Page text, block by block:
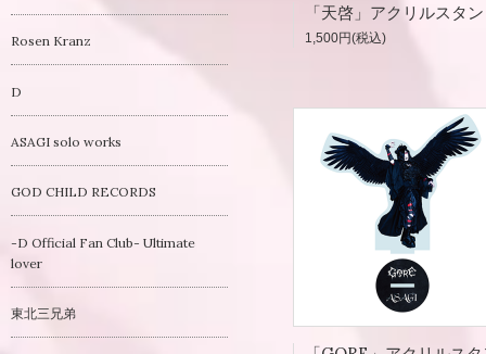
1,500円(税込)
Rosen Kranz
D
ASAGI solo works
GOD CHILD RECORDS
-D Official Fan Club- Ultimate
lover
東北三兄弟